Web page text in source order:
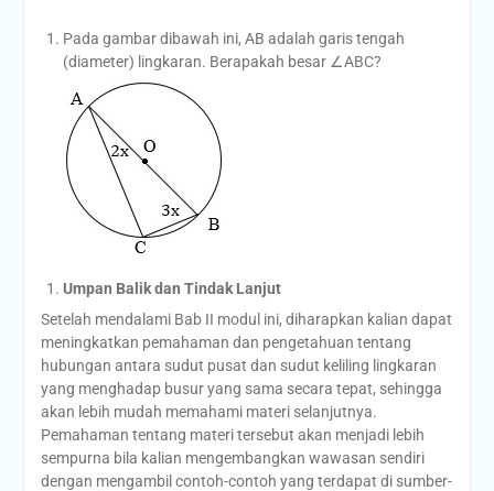
Pada gambar dibawah ini, AB adalah garis tengah
(diameter) lingkaran. Berapakah besar ∠ABC?
Umpan Balik dan Tindak Lanjut
Setelah mendalami Bab II modul ini, diharapkan kalian dapat
meningkatkan pemahaman dan pengetahuan tentang
hubungan antara sudut pusat dan sudut keliling lingkaran
yang menghadap busur yang sama secara tepat, sehingga
akan lebih mudah memahami materi selanjutnya.
Pemahaman tentang materi tersebut akan menjadi lebih
sempurna bila kalian mengembangkan wawasan sendiri
dengan mengambil contoh-contoh yang terdapat di sumber-